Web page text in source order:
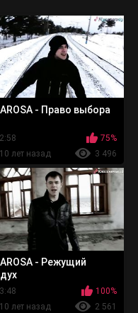
- Право выбора
2:58
75%
10 лет назад
3 496
- Режущий
3:48
100%
10 лет назад
2 561